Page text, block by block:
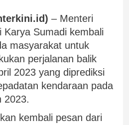
– Menteri
Karya Sumadi kembali
masyarakat untuk
perjalanan balik
2023 yang diprediksi
kendaraan pada
2023.
kembali pesan dari